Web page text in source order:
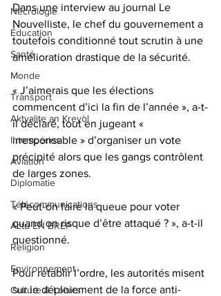
Nécrologie
Éducation
Santé
Monde
Transport
Aktyalite an Kreyòl
Intempéries
Aviation
Diplomatie
Télécommunications
Actu EN BREF
Religion
Environnement
Culture & Loisirs
Dans une interview au journal Le
Nouvelliste, le chef du gouvernement a
toutefois conditionné tout scrutin à une
amélioration drastique de la sécurité.
« J’aimerais que les élections
commencent d’ici la fin de l’année », a-t-
il déclaré, tout en jugeant «
irresponsable » d’organiser un vote
précipité alors que les gangs contrôlent
de larges zones.
« Peut-on faire la queue pour voter
quand on risque d’être attaqué ? », a-t-il
questionné.
Pour rétablir l’ordre, les autorités misent
sur le déploiement de la force anti-